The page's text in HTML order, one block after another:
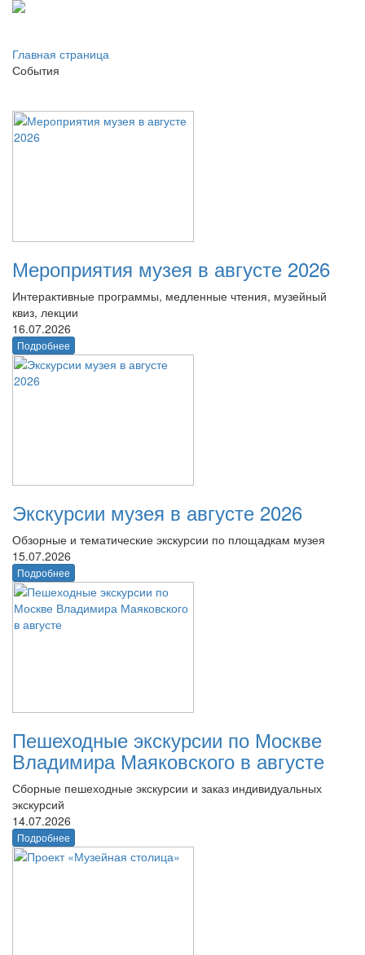
Главная страница
События
Мероприятия музея в августе 2026
Интерактивные программы, медленные чтения, музейный
квиз, лекции
16.07.2026
Подробнее
Экскурсии музея в августе 2026
Обзорные и тематические экскурсии по площадкам музея
15.07.2026
Подробнее
Пешеходные экскурсии по Москве
Владимира Маяковского в августе
Сборные пешеходные экскурсии и заказ индивидуальных
экскурсий
14.07.2026
Подробнее